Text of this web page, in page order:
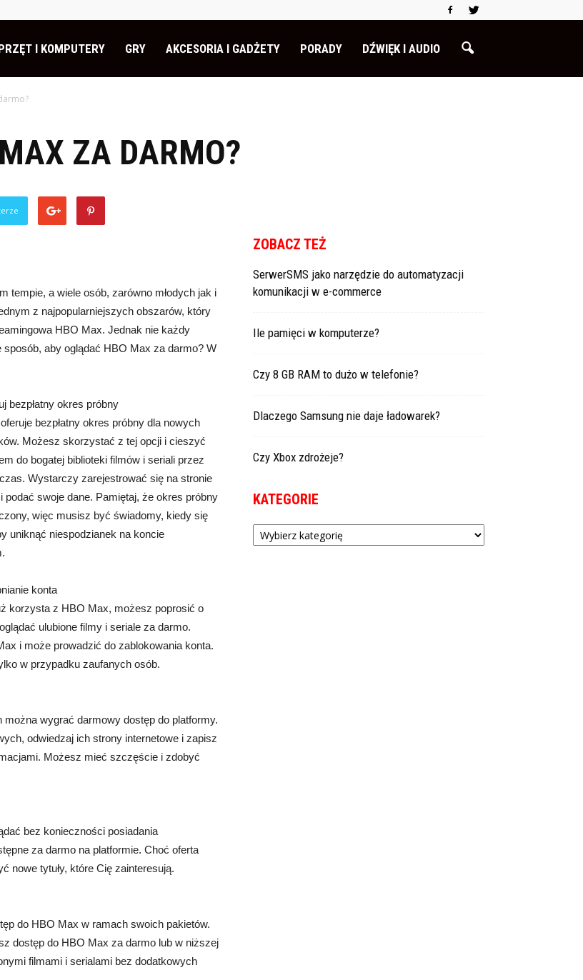
I KOMPUTERY GRY AKCESORIA I GADŻETY PORADY DŹWIĘK I AUDIO
ZA DARMO?
tempie, a wiele osób, zarówno młodych jak i
z najpopularniejszych obszarów, który
HBO Max. Jednak nie każdy
sposób, aby oglądać HBO Max za darmo? W
bezpłatny okres próbny
bezpłatny okres próbny dla nowych
Możesz skorzystać z tej opcji i cieszyć
do bogatej biblioteki filmów i seriali przez
Wystarczy zarejestrować się na stronie
podać swoje dane. Pamiętaj, że okres próbny
więc musisz być świadomy, kiedy się
uniknąć niespodzianek na koncie
konta
korzysta z HBO Max, możesz poprosić o
ulubione filmy i seriale za darmo.
i może prowadzić do zablokowania konta.
w przypadku zaufanych osób.
wygrać darmowy dostęp do platformy.
odwiedzaj ich strony internetowe i zapisz
Możesz mieć szczęście i zdobyć
bez konieczności posiadania
za darmo na platformie. Choć oferta
nowe tytuły, które Cię zainteresują.
do HBO Max w ramach swoich pakietów.
dostęp do HBO Max za darmo lub w niższej
filmami i serialami bez dodatkowych
ZOBACZ TEŻ
SerwerSMS jako narzędzie do automatyzacji
komunikacji w e-commerce
Ile pamięci w komputerze?
Czy 8 GB RAM to dużo w telefonie?
Dlaczego Samsung nie daje ładowarek?
Czy Xbox zdrożeje?
KATEGORIE
Kategorie